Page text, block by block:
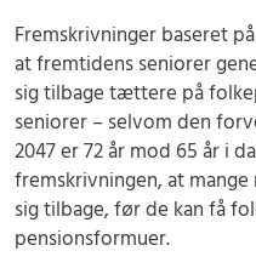
Fremskrivninger baseret
at fremtidens seniorer
sig tilbage tættere på
seniorer – selvom den
2047 er 72 år mod 65 år i
fremskrivningen, at
sig tilbage, før de kan få
pensionsformuer.